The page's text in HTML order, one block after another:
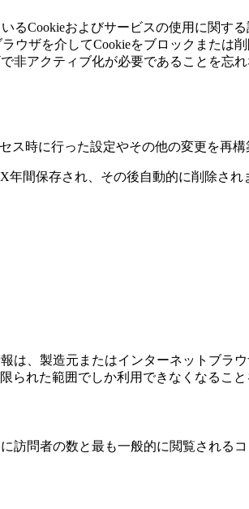
るCookieおよびサービスの使用に関す
ウザを介してCookieをブロックまたは
非アクティブ化が必要であることを忘
時に行った設定やその他の変更を再構
間保存され、その後自動的に削除され
は、製造元またはインターネットブラ
れた範囲でしか利用できなくなること
問者の数と最も一般的に閲覧されるコ